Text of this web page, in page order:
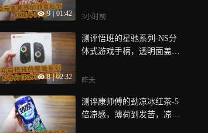
9 01:42 3小时前
8 | 02:32
测评悟班的星驰系列-NS分
体式游戏手柄，透明面盖科
十足
昨天
测评康师傅的劲凉冰红茶-5
倍凉感，薄荷到发苦，凉感